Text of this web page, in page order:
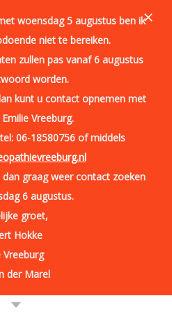
mail@osteopathiehokke.nl
Topmenu
woensdag 5 augustus ben ik
niet te bereiken.
zullen pas vanaf 6 augustus
worden.
kunt u contact opnemen met
Vreeburg.
06-18580756 of middels
graag weer contact zoeken
6 augustus.
groet,
Hokke
Vreeburg
der Marel